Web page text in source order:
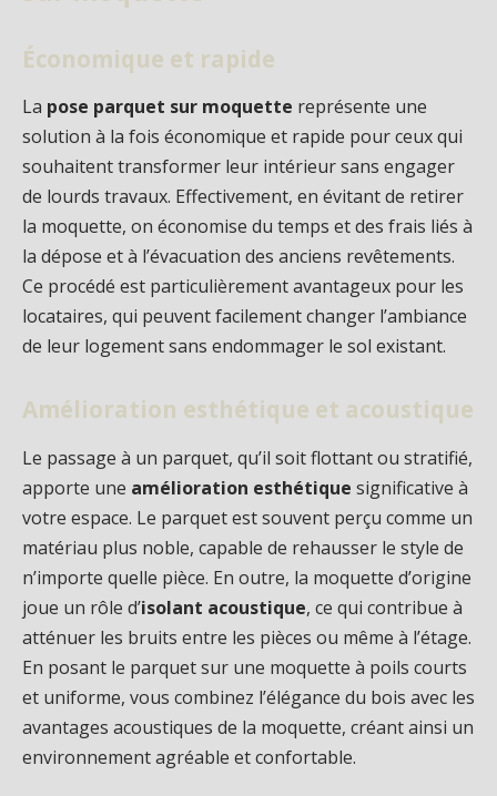
Économique et rapide
La pose parquet sur moquette représente une
solution à la fois économique et rapide pour ceux qui
souhaitent transformer leur intérieur sans engager
de lourds travaux. Effectivement, en évitant de retirer
la moquette, on économise du temps et des frais liés à
la dépose et à l’évacuation des anciens revêtements.
Ce procédé est particulièrement avantageux pour les
locataires, qui peuvent facilement changer l’ambiance
de leur logement sans endommager le sol existant.
Amélioration esthétique et acoustique
Le passage à un parquet, qu’il soit flottant ou stratifié,
apporte une amélioration esthétique significative à
votre espace. Le parquet est souvent perçu comme un
matériau plus noble, capable de rehausser le style de
n’importe quelle pièce. En outre, la moquette d’origine
joue un rôle d’isolant acoustique, ce qui contribue à
atténuer les bruits entre les pièces ou même à l’étage.
En posant le parquet sur une moquette à poils courts
et uniforme, vous combinez l’élégance du bois avec les
avantages acoustiques de la moquette, créant ainsi un
environnement agréable et confortable.